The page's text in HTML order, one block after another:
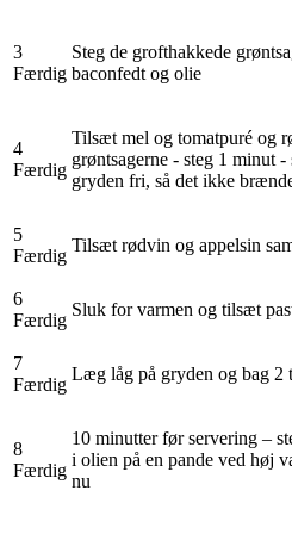
3
Færdig
Steg de grofthakkede
baconfedt og olie
4
Færdig
Tilsæt mel og tomatpuré og
grøntsagerne - steg 1 minut
gryden fri, så det ikke
5
Færdig
Tilsæt rødvin og appelsin
6
Færdig
Sluk for varmen og tilsæt
7
Færdig
Læg låg på gryden og bag 2
8
Færdig
10 minutter før servering –
i olien på en pande ved høj
nu